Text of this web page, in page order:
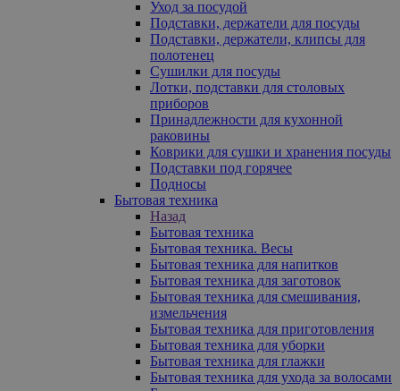
Уход за посудой
Подставки, держатели для посуды
Подставки, держатели, клипсы для
полотенец
Сушилки для посуды
Лотки, подставки для столовых
приборов
Принадлежности для кухонной
раковины
Коврики для сушки и хранения посуды
Подставки под горячее
Подносы
Бытовая техника
Назад
Бытовая техника
Бытовая техника. Весы
Бытовая техника для напитков
Бытовая техника для заготовок
Бытовая техника для смешивания,
измельчения
Бытовая техника для приготовления
Бытовая техника для уборки
Бытовая техника для глажки
Бытовая техника для ухода за волосами